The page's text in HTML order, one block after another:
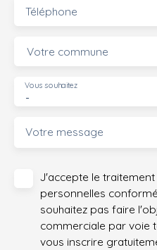
Téléphone
Votre commune
-
Vous souhaitez
Votre message
J'accepte le
personnelles
souhaitez pas faire
commerciale par voie
vous inscrire